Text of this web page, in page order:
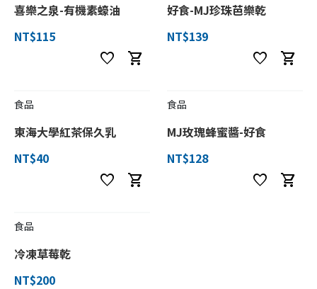
喜樂之泉-有機素蠔油
NT$115
favorite shopping_cart
好食-MJ珍珠芭樂乾
NT$139
favorite shopping_cart
食品
東海大學紅茶保久乳
NT$40
favorite shopping_cart
食品
MJ玫瑰蜂蜜醬-好食
NT$128
favorite shopping_cart
食品
冷凍草莓乾
NT$200